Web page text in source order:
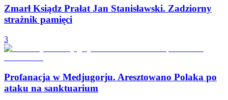
Zmarł Ksiądz Prałat Jan Stanisławski. Zadziorny
strażnik pamięci
3
Profanacja w Medjugorju. Aresztowano Polaka po
ataku na sanktuarium